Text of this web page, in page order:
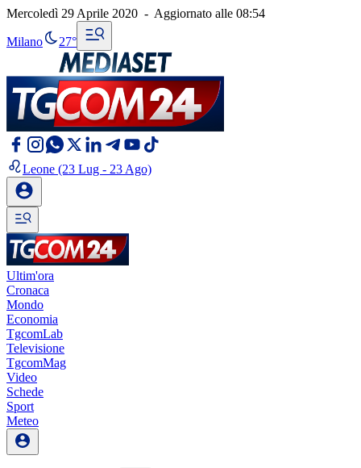
Mercoledì 29 Aprile 2020 - Aggiornato alle 08:54
Milano 27°
Leone (23 Lug - 23 Ago)
Ultim'ora
Cronaca
Mondo
Economia
TgcomLab
Televisione
TgcomMag
Video
Schede
Sport
Meteo